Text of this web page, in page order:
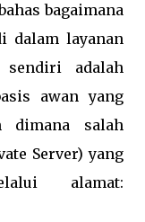
bagaimana
dalam layanan
sendiri adalah
awan yang
dimana salah
Server) yang
alamat: